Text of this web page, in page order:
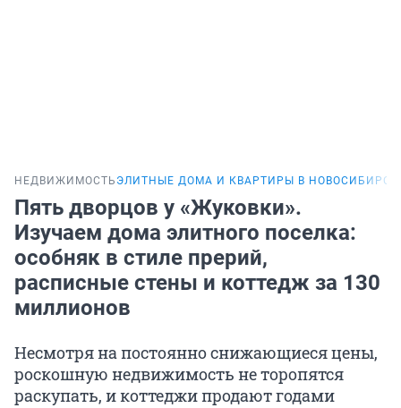
НЕДВИЖИМОСТЬ ЭЛИТНЫЕ ДОМА И КВАРТИРЫ В
Пять дворцов у «Жуковки».
Изучаем дома элитного поселка:
особняк в стиле прерий,
расписные стены и коттедж за 130
миллионов
Несмотря на постоянно снижающиеся цены,
роскошную недвижимость не торопятся
раскупать, и коттеджи продают годами